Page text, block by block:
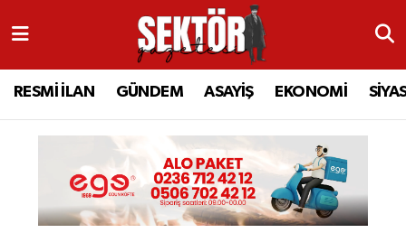
RESMİ İLAN GÜNDEM ASAYİŞ EKONOMİ
RESMİ İLAN
EKONOMİ
MANİSA
AKHİSAR
RESMİ İLAN
MANİSA
ALAŞEHİR
ARAMIZDAN AYRILANLAR
BİR ZAMANLAR SALİHLİ
Manisa Nöbetçi Eczaneler
Manisa Namaz Vakitleri
Manisa Trafik Yoğunluk Haritası